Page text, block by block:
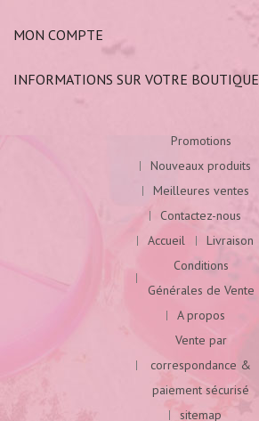
MON COMPTE
INFORMATIONS SUR VOTRE BOUTIQUE
Promotions
Nouveaux produits
Meilleures ventes
Contactez-nous
Accueil
Livraison
Conditions
Générales de Vente
A propos
Vente par
correspondance &
paiement sécurisé
sitemap